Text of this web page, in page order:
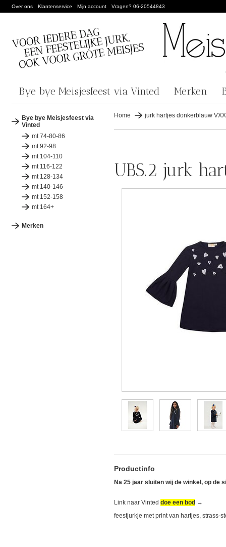
Over ons Klantenservice Mijn account Vragen? 06-20544843
Bye bye Meisjesfeest via Vinted Merken
Bye bye Meisjesfeest via
Vinted
mt 74-80-86
mt 92-98
mt 104-110
mt 116-122
mt 128-134
mt 140-146
mt 152-158
mt 164+
Merken
Home jurk hartjes donkerblauw VXX
UBS.2 jurk
Productinfo
Na 25 jaar sluiten wij de winkel, op de
Link naar Vinted doe een bod →
feestjurkje met print van hartjes, strass-